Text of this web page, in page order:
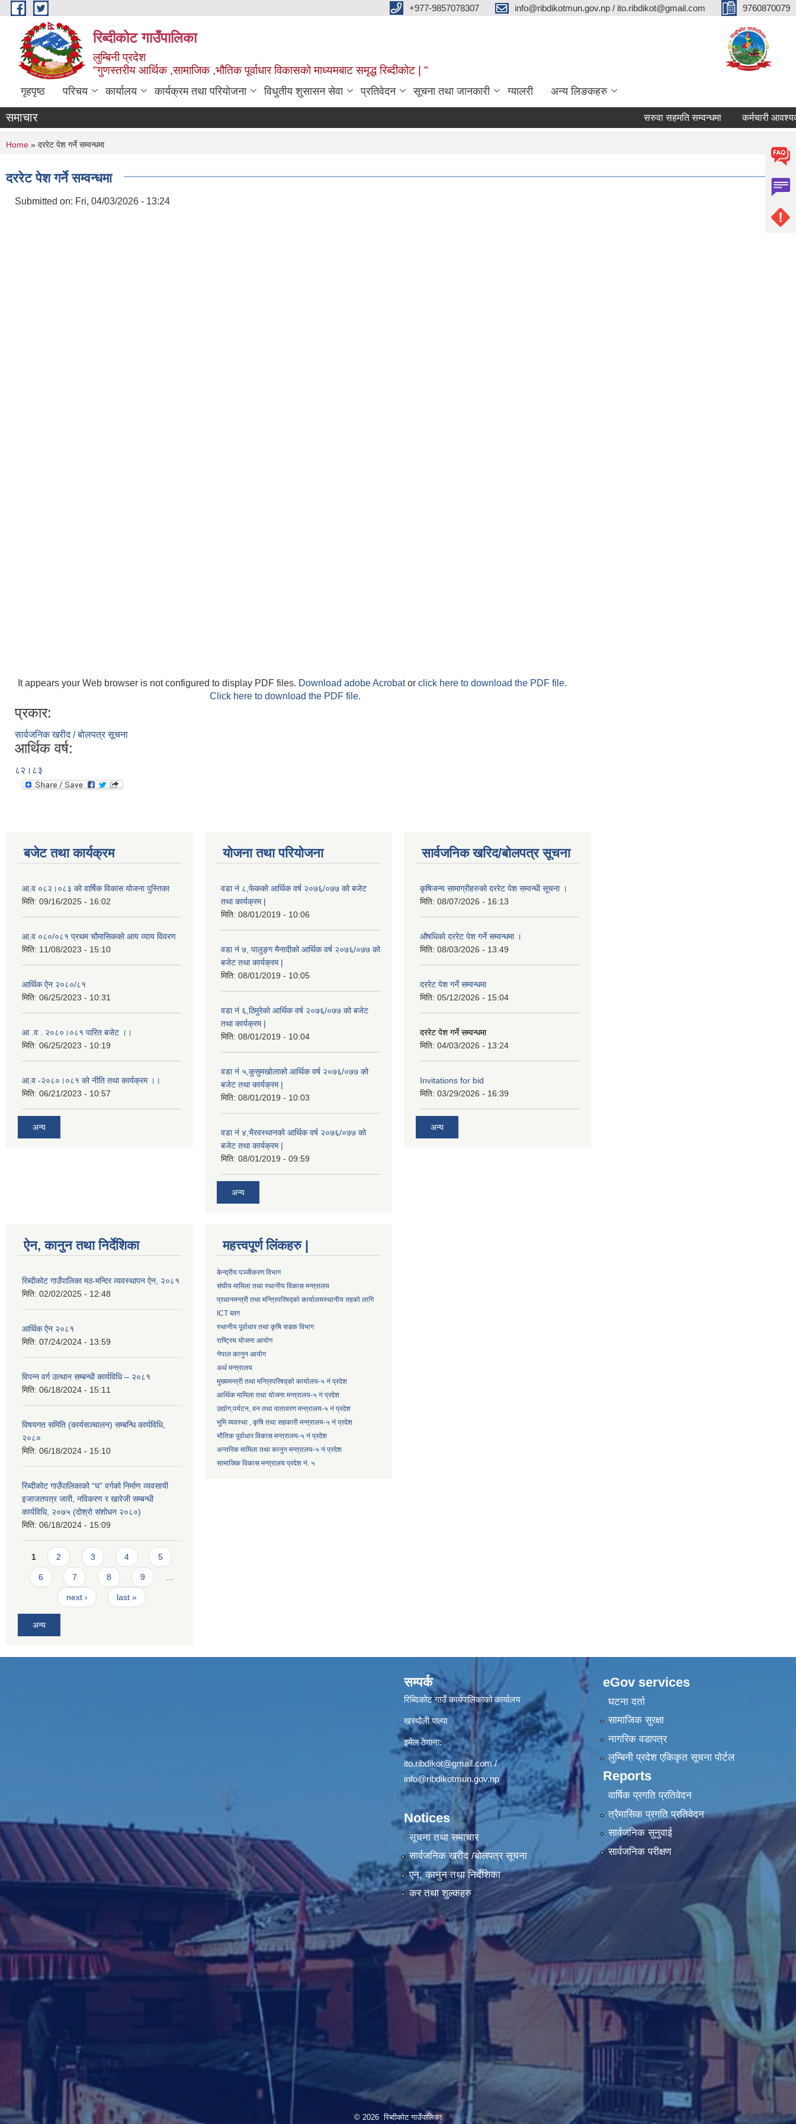
Skip to main content +977-9857078307 info@ribdikotmun.gov.np / ito.ribdikot@gmail.com 9760870079
रिब्दीकोट गाउँपालिका
लुम्बिनी प्रदेश
"गुणस्तरीय आर्थिक ,सामाजिक ,भौतिक पूर्वाधार विकासको माध्यमबाट समृद्ध रिब्दीकोट | "
गृहपृष्ठ परिचय कार्यालय कार्यक्रम तथा परियोजना विधुतीय शुसासन सेवा प्रतिवेदन सूचना तथा जानकारी ग्यालरी अन्य लिङकहरु
समाचार सरुवा सहमति सम्वन्धमा कर्मचारी आवश्यकता
You are here
Home » दररेट पेश गर्ने सम्वन्धमा
दररेट पेश गर्ने सम्वन्धमा
Submitted on: Fri, 04/03/2026 - 13:24
It appears your Web browser is not configured to display PDF files. Download adobe Acrobator click here to download the PDF file.
Click here to download the PDF file.
प्रकार:
सार्वजनिक खरीद / बोलपत्र सूचना
आर्थिक वर्ष:
८२।८३
बजेट तथा कार्यक्रम
आ.व ०८२।०८३ को वार्षिक विकास योजना पुस्तिका
मिति: 09/16/2025 - 16:02
आ.व ०८०/०८१ प्रथम चौमासिकको आय व्याय विवरण
मिति: 11/08/2023 - 15:10
आर्थिक ऐन २०८०/८१
मिति: 06/25/2023 - 10:31
आ .व . २०८०।०८१ पारित बजेट ।।
मिति: 06/25/2023 - 10:19
आ.व -२०८०।०८१ को नीति तथा कार्यक्रम ।।
मिति: 06/21/2023 - 10:57
अन्य
योजना तथा परियोजना
वडा नं ८,फेकको आर्थिक वर्ष २०७६/०७७ को बजेट
तथा कार्यक्रम |
मिति: 08/01/2019 - 10:06
वडा नं ७, पालुङ्ग मैनादीको आर्थिक वर्ष २०७६/०७७ को
बजेट तथा कार्यक्रम |
मिति: 08/01/2019 - 10:05
वडा नं ६,ठिमुरेको आर्थिक वर्ष २०७६/०७७ को बजेट
तथा कार्यक्रम |
मिति: 08/01/2019 - 10:04
वडा नं ५,कुसुमखोलाको आर्थिक वर्ष २०७६/०७७ को
बजेट तथा कार्यक्रम |
मिति: 08/01/2019 - 10:03
वडा नं ४,भैरवस्थानको आर्थिक वर्ष २०७६/०७७ को
बजेट तथा कार्यक्रम |
मिति: 08/01/2019 - 09:59
अन्य
सार्वजनिक खरिद/बोलपत्र सूचना
कृषिजन्य सामाग्रीहरुको दररेट पेश सम्वन्धी सूचना ।
मिति: 08/07/2026 - 16:13
औषधिको दररेट पेश गर्ने सम्वन्धमा ।
मिति: 08/03/2026 - 13:49
दररेट पेश गर्ने सम्वन्धमा
मिति: 05/12/2026 - 15:04
दररेट पेश गर्ने सम्वन्धमा
मिति: 04/03/2026 - 13:24
Invitations for bid
मिति: 03/29/2026 - 16:39
अन्य
ऐन, कानुन तथा निर्देशिका
रिब्दीकोट गाउँपालिका मठ-मन्दिर व्यवस्थापन ऐन, २०८१
मिति: 02/02/2025 - 12:48
आर्थिक ऐन २०८१
मिति: 07/24/2024 - 13:59
विपन्न वर्ग उत्थान सम्बन्धी कार्यविधि – २०८१
मिति: 06/18/2024 - 15:11
विषयगत समिति (कार्यसञ्चालन) सम्बन्धि कार्यविधि,
२०८०
मिति: 06/18/2024 - 15:10
रिब्दीकोट गाउँपालिकाको “घ” वर्गको निर्माण व्यवसायी
इजाजतपत्र जारी, नविकरण र खारेजी सम्बन्धी
कार्यविधि, २०७५ (दोश्रो संशोधन २०८०)
मिति: 06/18/2024 - 15:09
Pages
1 2 3 4 5
6 7 8 9
next › last »
अन्य
महत्त्वपूर्ण लिंकहरु |
केन्द्रीय पञ्जीकरण विभाग
संघीय मामिला तथा स्थानीय विकास मन्त्रालय
प्रधानमन्त्री तथा मन्त्रिपरिषद्को कार्यालयस्थानीय तहको लागि
ICT ब्लग
स्थानीय पूर्वाधार तथा कृषि सडक विभाग
राष्ट्रिय योजना आयोग
नेपाल कानुन आयोग
अर्थ मन्त्रालय
मुख्यमन्त्री तथा मन्त्रिपरिषद्को कार्यालय-५ नं प्रदेश
आर्थिक मामिला तथा योजना मन्त्रालय-५ नं प्रदेश
उद्याेग,पर्यटन, वन तथा वातावरण मन्त्रालय-५ नं प्रदेश
भुमि व्यवस्था , कृषि तथा सहकारी मन्त्रालय-५ नं प्रदेश
भौतिक पूर्वाधार विकास मन्त्रालय-५ नं प्रदेश
अन्तरिक मामिला तथा कानुन मन्त्रालय-५ नं प्रदेश
सामाजिक विकास मन्त्रालय प्रदेश नं. ५
सम्पर्क
रिब्दिकोट गाउँ कार्यपालिकाको कार्यालय
खस्यौली पाल्पा
इमेल ठेगाना:
ito.ribdikot@gmail.com/
info@ribdikotmun.gov.np
Notices
सूचना तथा समाचार
सार्वजनिक खरीद /बोलपत्र सूचना
एन, कानुन तथा निर्देशिका
कर तथा शुल्कहरु
eGov services
घटना दर्ता
सामाजिक सुरक्षा
नागरिक वडापत्र
लुम्बिनी प्रदेश एकिकृत सूचना पाेर्टल
Reports
वार्षिक प्रगति प्रतिवेदन
त्रैमासिक प्रगति प्रतिवेदन
सार्वजनिक सुनुवाई
सार्वजनिक परीक्षण
© 2026 रिब्दीकोट गाउँपालिका